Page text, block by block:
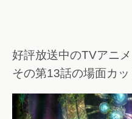
好評放送中のTVアニ
その第13話の場面カッ